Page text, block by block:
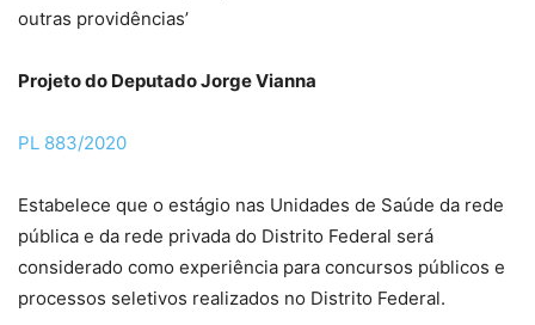
outras providências’
Projeto do Deputado Jorge Vianna
PL 883/2020
Estabelece que o estágio nas Unidades de Saúde da rede
pública e da rede privada do Distrito Federal será
considerado como experiência para concursos públicos e
processos seletivos realizados no Distrito Federal.